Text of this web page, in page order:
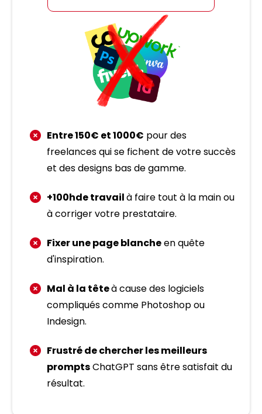
Entre 150€ et 1000€ pour des
freelances qui se fichent de votre succès
et des designs bas de gamme.
+100hde travailà faire tout à la main ou
à corriger votre prestataire.
Fixer une page blancheen quête
d'inspiration.
Mal à la têteà cause des logiciels
compliqués comme Photoshop ou
Indesign.
Frustré de chercher les meilleurs
promptsChatGPT sans être satisfait du
résultat.